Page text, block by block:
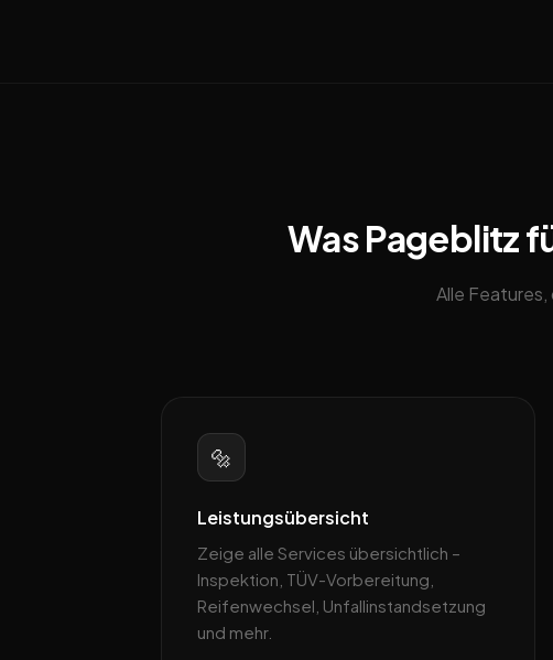
Was Pageblitz
Alle
🔩
Leistungsübersicht
Zeige alle Services übersichtlich –
Inspektion, TÜV-Vorbereitung,
Reifenwechsel, Unfallinstandsetzung
und mehr.